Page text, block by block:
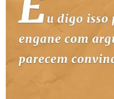
ESTUDOS BÍBLICOS
ESBOÇOS DE PREGAÇÃO